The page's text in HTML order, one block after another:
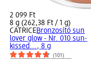
2 099 Ft
8 g (262,38 Ft / 1 g)
CATRICEBronzosító sun
lover glow - Nr. 010 sun-
kissed..., 8 g
(101)